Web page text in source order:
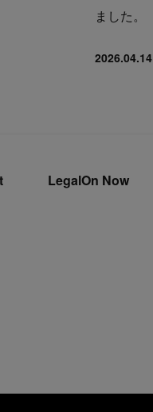
ました。
2026.04.14
LegalOn Now